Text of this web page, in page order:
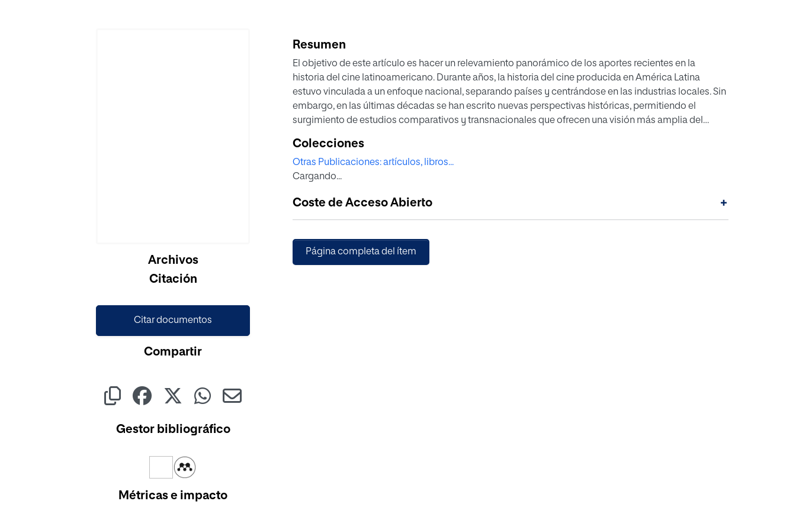
Cargando...
Archivos
Citación
Citar documentos
Compartir
Gestor bibliográfico
Métricas e impacto
Resumen
El objetivo de este artículo es hacer un relevamiento panorámico de los aportes recientes en la
historia del cine latinoamericano. Durante años, la historia del cine producida en América Latina
estuvo vinculada a un enfoque nacional, separando países y centrándose en las industrias locales. Sin
embargo, en las últimas décadas se han escrito nuevas perspectivas históricas, permitiendo el
surgimiento de estudios comparativos y transnacionales que ofrecen una visión más amplia del
para propiciar la aparición de nuevos estudios sobre sus cines. En consecuencia, han surgido nuevas
“historias” apenas conocidas hasta ahora fogueadas por los estudios poscoloniales, feministas, la
historia cultural y la New Film History. Este trabajo persigue, sobre todo, una puesta a punto
histórico acompasa los cambios en las cinematografías de los países latinos.
Colecciones
Otras Publicaciones: artículos, libros...
Cargando...
Coste de Acceso Abierto +
Página completa del ítem